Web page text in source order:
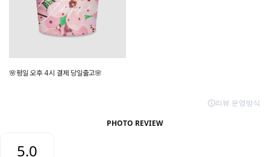
🌸평일 오후 4시 결제 당일출고🌸